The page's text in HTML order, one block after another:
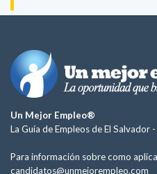
Un Mejor Empleo®
La Guía de Empleos de El Salvador -
Para información sobre como
candidatos@unmejorempleo.com